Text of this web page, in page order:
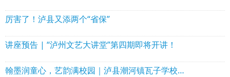
厉害了！泸县又添两个“省保”
讲座预告 | “泸州文艺大讲堂”第四期即将开讲！
翰墨润童心，艺韵满校园｜泸县潮河镇瓦子学校举行文艺汇演暨现场书画大赛